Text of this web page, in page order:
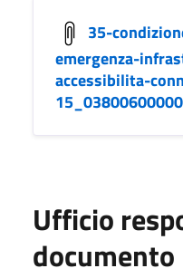
35-
emergenza-
accessibilita-
Ufficio
documento